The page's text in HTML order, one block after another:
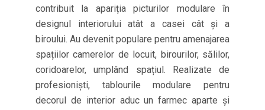
contribuit la apariția picturilor modulare în
designul interiorului atât a casei cât și a
biroului. Au devenit populare pentru amenajarea
spațiilor camerelor de locuit, birourilor, sălilor,
coridoarelor, umplând spațiul. Realizate de
profesioniști, tablourile modulare pentru
decorul de interior aduc un farmec aparte și